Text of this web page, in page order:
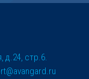
д.24, стр.6.